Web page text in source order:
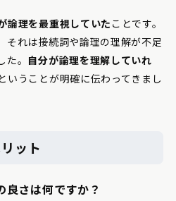
論理を最重視していた ことです。
それは接続詞や論理の理解が不足
。 自分が論理を理解していれ
いうことが明確に伝わってきまし
ット
さは何ですか？